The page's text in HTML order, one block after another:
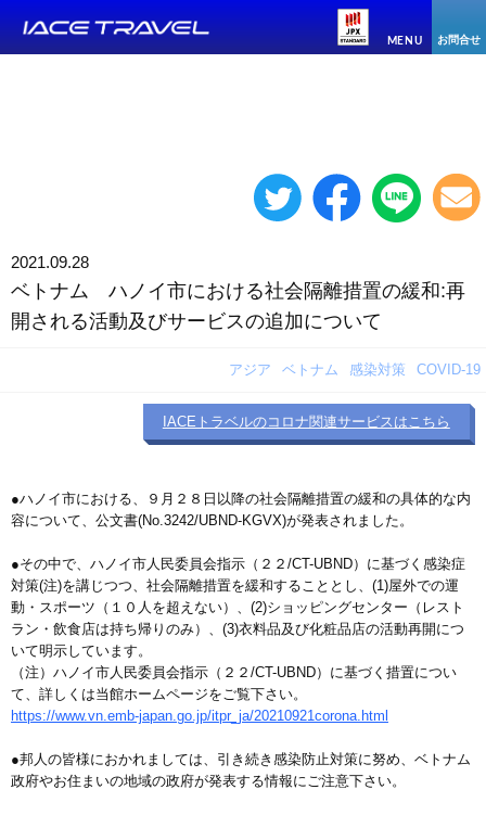
MENU お問合せ
2021.09.28
ベトナム ハノイ市における社会隔離措置の緩和:再
開される活動及びサービスの追加について
アジア ベトナム 感染対策 COVID-19
IACEトラベルのコロナ関連サービス はこちら
●ハノイ市における、９月２８日以降の社会隔離措置の緩和の具体的な内
容について、公文書(No.3242/UBND-KGVX)が発表されました。
●その中で、ハノイ市人民委員会指示（２２/CT-UBND）に基づく感染症
対策(注)を講じつつ、社会隔離措置を緩和することとし、(1)屋外での運
動・スポーツ（１０人を超えない）、(2)ショッピングセンター（レスト
ラン・飲食店は持ち帰りのみ）、(3)衣料品及び化粧品店の活動再開につ
いて明示しています。
（注）ハノイ市人民委員会指示（２２/CT-UBND）に基づく措置につい
て、詳しくは当館ホームページをご覧下さい。
https://www.vn.emb-japan.go.jp/itpr_ja/20210921corona.html
●邦人の皆様におかれましては、引き続き感染防止対策に努め、ベトナム
政府やお住まいの地域の政府が発表する情報にご注意下さい。